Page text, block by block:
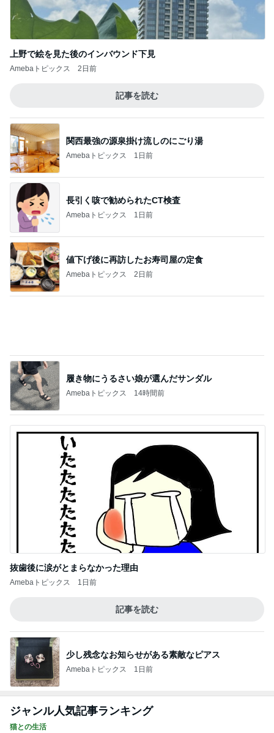
上野で絵を見た後のインバウンド下見
Amebaトピックス 2日前
記事を読む
関西最強の源泉掛け流しのにごり湯
Amebaトピックス 1日前
長引く咳で勧められたCT検査
Amebaトピックス 1日前
値下げ後に再訪したお寿司屋の定食
Amebaトピックス 2日前
履き物にうるさい娘が選んだサンダル
Amebaトピックス 14時間前
抜歯後に涙がとまらなかった理由
Amebaトピックス 1日前
記事を読む
少し残念なお知らせがある素敵なピアス
Amebaトピックス 1日前
ジャンル人気記事ランキング
猫との生活